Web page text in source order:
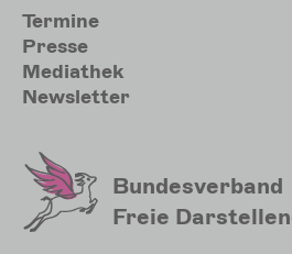
Sekundärmenu
Termine
Presse
Mediathek
Newsletter
Bundesverband
Freie